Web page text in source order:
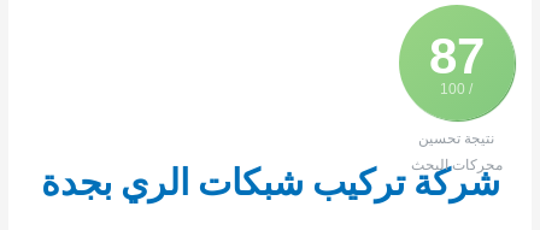
87
/ 100
نتيجة تحسين
محركات البحث
شركة تركيب شبكات الري بجدة